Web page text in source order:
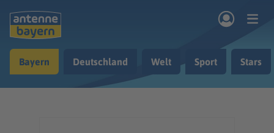
Musik & Radio
Bayern Deutschland Welt Sport Stars